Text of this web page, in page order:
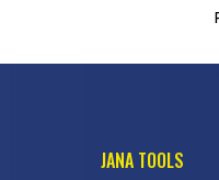
JANA TOOLS